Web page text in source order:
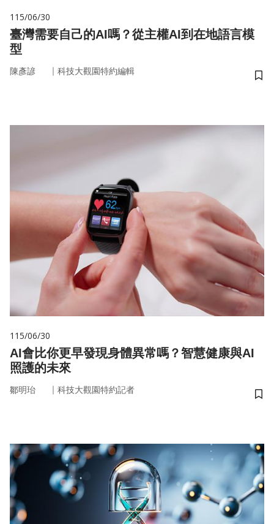
115/06/30
臺灣需要自己的AI嗎？從主權AI到在地語言模
型
陳彥諺 ｜ 科技大觀園特約編輯
儲
115/06/30
AI會比你更早發現身體異常嗎？智慧健康與AI
照護的未來
鄒明珆 ｜ 科技大觀園特約記者
儲